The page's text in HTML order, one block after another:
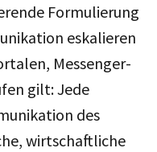
Formulierung
eskalieren
Messenger-
gilt: Jede
des
wirtschaftliche